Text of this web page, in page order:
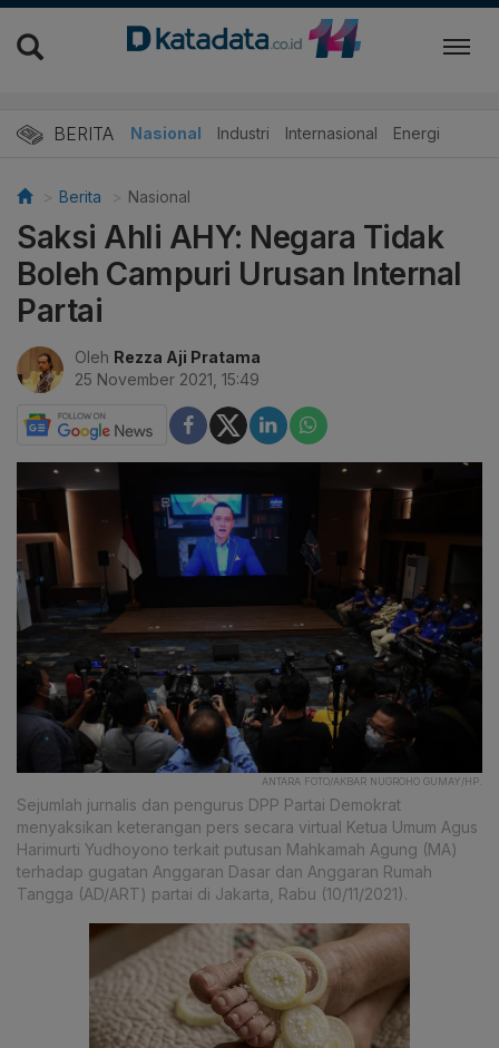
BERITA Nasional Industri Internasional Energi
Berita Nasional
Saksi Ahli AHY: Negara Tidak
Boleh Campuri Urusan Internal
Partai
Oleh Rezza Aji Pratama
25 November 2021, 15:49
ANTARA FOTO/AKBAR NUGROHO GUMAY/HP.
Sejumlah jurnalis dan pengurus DPP Partai Demokrat
menyaksikan keterangan pers secara virtual Ketua Umum Agus
Harimurti Yudhoyono terkait putusan Mahkamah Agung (MA)
terhadap gugatan Anggaran Dasar dan Anggaran Rumah
Tangga (AD/ART) partai di Jakarta, Rabu (10/11/2021).